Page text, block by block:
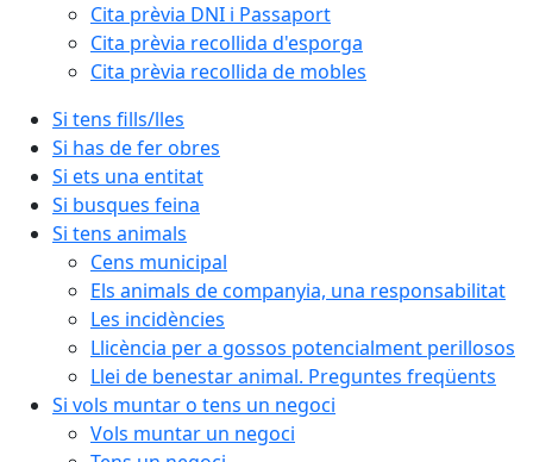
Cita prèvia DNI i Passaport
Cita prèvia recollida d'esporga
Cita prèvia recollida de mobles
Si tens fills/lles
Si has de fer obres
Si ets una entitat
Si busques feina
Si tens animals
Cens municipal
Els animals de companyia, una responsabilitat
Les incidències
Llicència per a gossos potencialment perillosos
Llei de benestar animal. Preguntes freqüents
Si vols muntar o tens un negoci
Vols muntar un negoci